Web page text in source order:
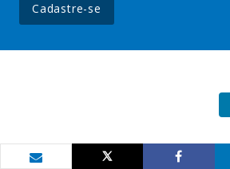
Cadastre-se